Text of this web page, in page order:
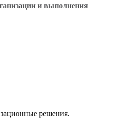
и выполнения
решения.